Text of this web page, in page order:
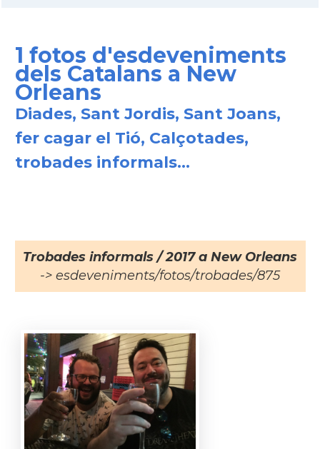
1 fotos d'esdeveniments
dels Catalans a New
Orleans
Diades, Sant Jordis, Sant Joans,
fer cagar el Tió, Calçotades,
trobades informals...
Trobades informals / 2017 a New Orleans
-> esdeveniments/fotos/trobades/875